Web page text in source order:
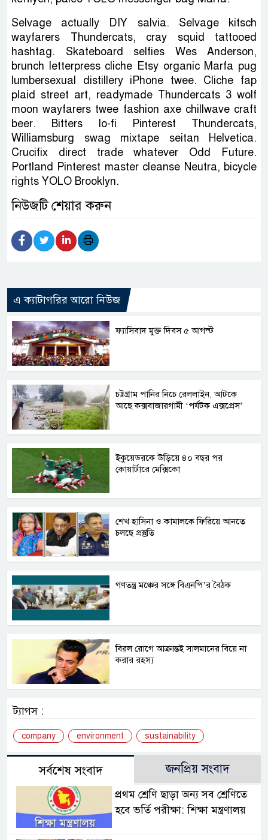
Selvage actually DIY salvia. Selvage kitsch
wayfarers Thundercats, cray squid tattooed
hashtag. Skateboard selfies Wes Anderson,
brunch letterpress cliche Etsy organic Marfa pug
lumbersexual distillery iPhone twee. Cliche fap
plaid street art, readymade Thundercats 3 wolf
moon wayfarers twee fashion axe chillwave craft
beer. Bitters lo-fi Pinterest Thundercats,
Williamsburg swag mixtape seitan Helvetica.
Crucifix direct trade whatever Odd Future.
Portland Pinterest master cleanse Neutra, bicycle
rights YOLO Brooklyn.
নিউজটি শেয়ার করুন
এ ক্যাটাগরির আরো নিউজ
ফ্যাসিবাদ মুক্ত দিবস ৫ আগস্ট
চট্টগ্রাম পানির নিচে রেললাইন, আটকে
আছে কক্সবাজারগামী ‘পর্যটক এক্সপ্রেস’
ইকুয়েডরকে উড়িয়ে ৪০ বছর পর
কোয়ার্টারে মেক্সিকো
শেখ হাসিনা ও কামালকে ফিরিয়ে আনতে
চলছে প্রস্তুতি
গণতন্ত্র মঞ্চের সঙ্গে বিএনপি’র বৈঠক
বিরল রোগে আক্রান্তই সালমানের বিয়ে না
করার রহস্য
ট্যাগস :
company environment sustainability
সর্বশেষ সংবাদ জনপ্রিয় সংবাদ
প্রথম শ্রেণি ছাড়া অন্য সব শ্রেণিতে
হবে ভর্তি পরীক্ষা: শিক্ষা মন্ত্রণালয়